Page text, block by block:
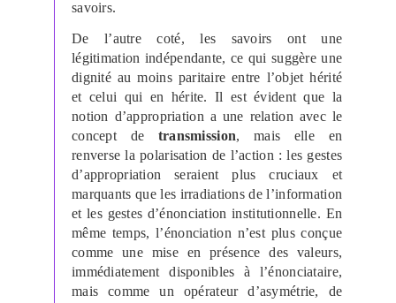
savoirs.
De l’autre coté, les savoirs ont une
légitimation indépendante, ce qui suggère une
dignité au moins paritaire entre l’objet hérité
et celui qui en hérite. Il est évident que la
notion d’appropriation a une relation avec le
concept de transmission, mais elle en
renverse la polarisation de l’action : les gestes
d’appropriation seraient plus cruciaux et
marquants que les irradiations de l’information
et les gestes d’énonciation institutionnelle. En
même temps, l’énonciation n’est plus conçue
comme une mise en présence des valeurs,
immédiatement disponibles à l’énonciataire,
mais comme un opérateur d’asymétrie, de